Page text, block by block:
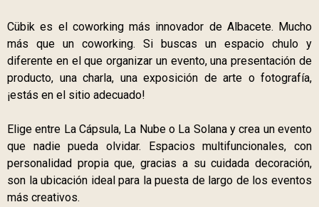
Cübik es el coworking más innovador de Albacete. Mucho
más que un coworking. Si buscas un espacio chulo y
diferente en el que organizar un evento, una presentación de
producto, una charla, una exposición de arte o fotografía,
¡estás en el sitio adecuado!
Elige entre La Cápsula, La Nube o La Solana y crea un evento
que nadie pueda olvidar. Espacios multifuncionales, con
personalidad propia que, gracias a su cuidada decoración,
son la ubicación ideal para la puesta de largo de los eventos
más creativos.